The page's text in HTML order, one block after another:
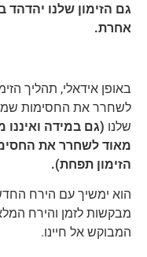
גם הזימון שלנו יהדהד
אחרת.
באופן אידאלי, תהליך
לשחרר את החסימות
שלנו (גם במידה
מאוד לשחרר את
הזימון תפחת).
הוא ימשיך עם הירח
מבקשות לזמן והירח
המבוקש אל חיינו.